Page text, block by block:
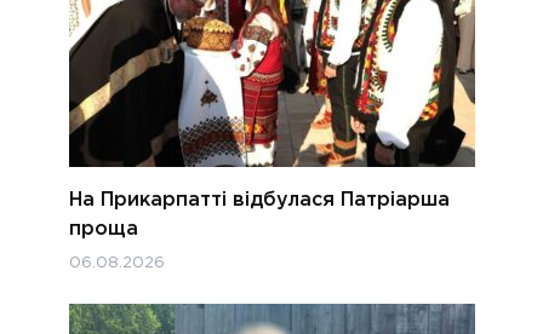
На Прикарпатті відбулася Патріарша
проща
06.08.2026